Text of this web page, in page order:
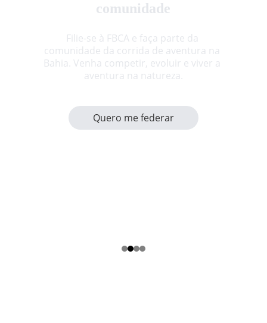
comunidade
Filie-se à FBCA e faça parte da
comunidade da corrida de aventura na
Bahia. Venha competir, evoluir e viver a
aventura na natureza.
Quero me federar